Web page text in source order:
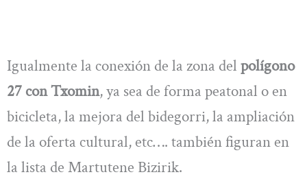
Igualmente la conexión de la zona del polígono
27 con Txomin, ya sea de forma peatonal o en
bicicleta, la mejora del bidegorri, la ampliación
de la oferta cultural, etc…. también figuran en
la lista de Martutene Bizirik.